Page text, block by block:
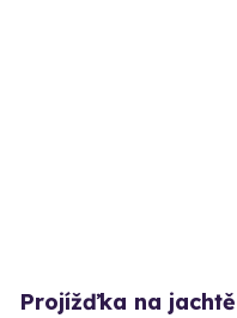
Projížďka na